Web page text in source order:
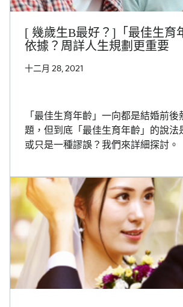
[ 幾歲生B最好？]「最佳生育
依據？周詳人生規劃更重要
十二月 28, 2021
「最佳生育年齡」一向都是結婚前
題，但到底「最佳生育年齡」的說法
或只是一種謬誤？我們來詳細探討。